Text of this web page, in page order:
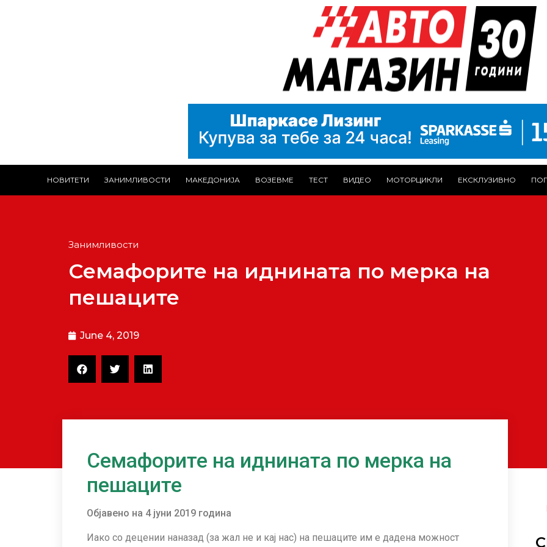
НОВИТЕТИ ЗАНИМЛИВОСТИ МАКЕДОНИЈА ВОЗЕВМЕ ТЕСТ ВИДЕО МОТОРЦИКЛИ ЕКСКЛУЗИВНО
Занимливости
Семафорите на иднината по мерка на
пешаците
June 4, 2019
Семафорите на иднината по мерка на
пешаците
Објавено на 4 јуни 2019 година
Иако со децении наназад (за жал не и кај нас) на пешаците им е дадена можност